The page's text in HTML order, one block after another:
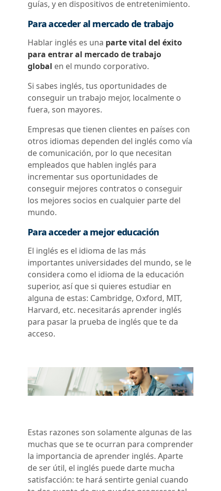
guías, y en dispositivos de entretenimiento.
Para acceder al mercado de trabajo
Hablar inglés es una parte vital del éxito
para entrar al mercado de trabajo
global en el mundo corporativo.
Si sabes inglés, tus oportunidades de
conseguir un trabajo mejor, localmente o
fuera, son mayores.
Empresas que tienen clientes en países con
otros idiomas dependen del inglés como vía
de comunicación, por lo que necesitan
empleados que hablen inglés para
incrementar sus oportunidades de
conseguir mejores contratos o conseguir
los mejores socios en cualquier parte del
mundo.
Para acceder a mejor educación
El inglés es el idioma de las más
importantes universidades del mundo, se le
considera como el idioma de la educación
superior, así que si quieres estudiar en
alguna de estas: Cambridge, Oxford, MIT,
Harvard, etc. necesitarás aprender inglés
para pasar la prueba de inglés que te da
acceso.
Estas razones son solamente algunas de las
muchas que se te ocurran para comprender
la importancia de aprender inglés. Aparte
de ser útil, el inglés puede darte mucha
satisfacción: te hará sentirte genial cuando